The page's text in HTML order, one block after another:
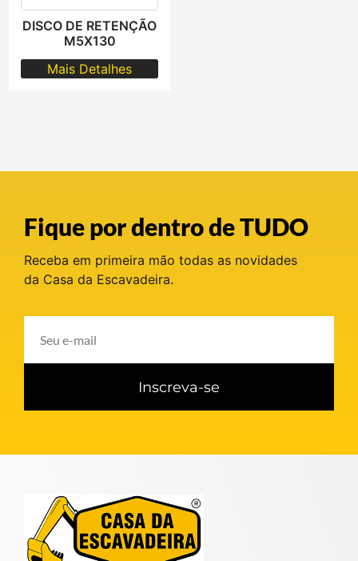
DISCO DE RETENÇÃO
M5X130
Mais Detalhes
Fique por dentro de TUDO
Receba em primeira mão todas as novidades
da Casa da Escavadeira.
Inscreva-se